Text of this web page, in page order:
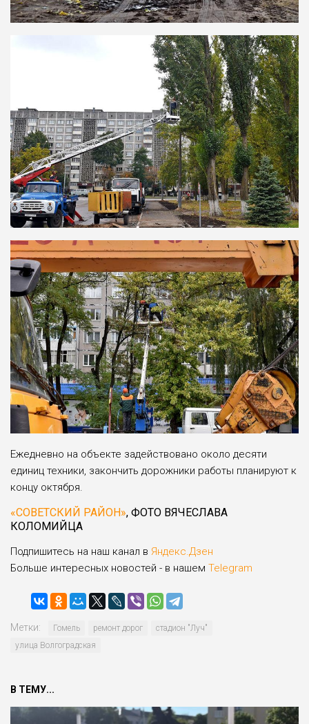
Ежедневно на объекте задействовано около десяти
единиц техники, закончить дорожники работы планируют к
концу октября.
«СОВЕТСКИЙ РАЙОН», ФОТО ВЯЧЕСЛАВА
КОЛОМИЙЦА
Подпишитесь на наш канал в Яндекс.Дзен
Больше интересных новостей - в нашем Telegram
Метки: Гомель ремонт дорог
стадион "Луч"
улица Волгоградская
В ТЕМУ...